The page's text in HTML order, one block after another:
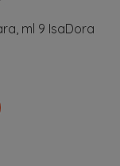
ml 9 IsaDora